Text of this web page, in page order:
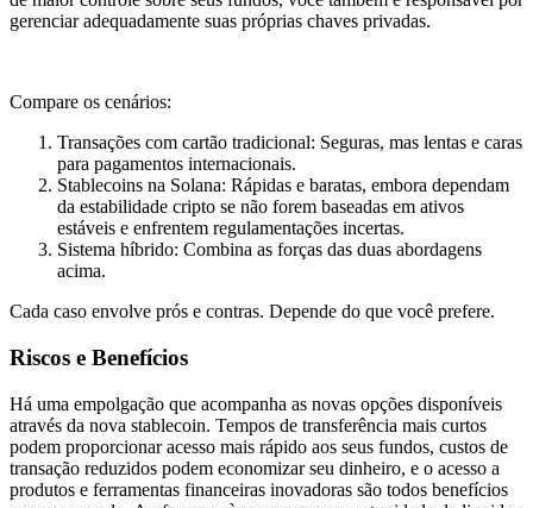
gerenciar adequadamente suas próprias chaves privadas.
Compare os cenários:
Transações com cartão tradicional: Seguras, mas lentas e caras
para pagamentos internacionais.
Stablecoins na Solana: Rápidas e baratas, embora dependam
da estabilidade cripto se não forem baseadas em ativos
estáveis e enfrentem regulamentações incertas.
Sistema híbrido: Combina as forças das duas abordagens
acima.
Cada caso envolve prós e contras. Depende do que você prefere.
Riscos e Benefícios
Há uma empolgação que acompanha as novas opções disponíveis
através da nova stablecoin. Tempos de transferência mais curtos
podem proporcionar acesso mais rápido aos seus fundos, custos de
transação reduzidos podem economizar seu dinheiro, e o acesso a
produtos e ferramentas financeiras inovadoras são todos benefícios